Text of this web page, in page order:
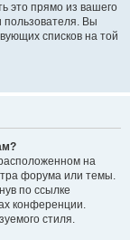
это прямо из вашего
пользователя. Вы
списков на той
на
форума или темы.
по ссылке
конференции.
стиля.